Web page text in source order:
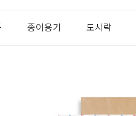
종이용기 도시락